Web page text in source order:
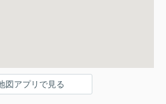
図アプリで見る